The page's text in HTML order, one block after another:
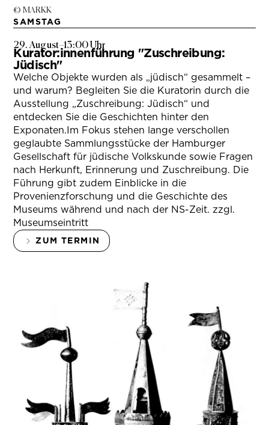
© MARKK
SAMSTAG
29. August–13:00 Uhr
Kurator:innenführung "Zuschreibung:
Jüdisch"
Welche Objekte wurden als „jüdisch“ gesammelt –
und warum? Begleiten Sie die Kuratorin durch die
Ausstellung „Zuschreibung: Jüdisch“ und
entdecken Sie die Geschichten hinter den
Exponaten.Im Fokus stehen lange verschollen
geglaubte Sammlungsstücke der Hamburger
Gesellschaft für jüdische Volkskunde sowie Fragen
nach Herkunft, Erinnerung und Zuschreibung. Die
Führung gibt zudem Einblicke in die
Provenienzforschung und die Geschichte des
Museums während und nach der NS-Zeit. zzgl.
Museumseintritt
ZUM TERMIN